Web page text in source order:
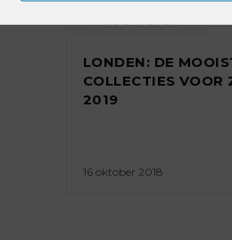
MODETRENDS
LONDEN: DE
COLLECTIES VOOR
2019
16 oktober 2018